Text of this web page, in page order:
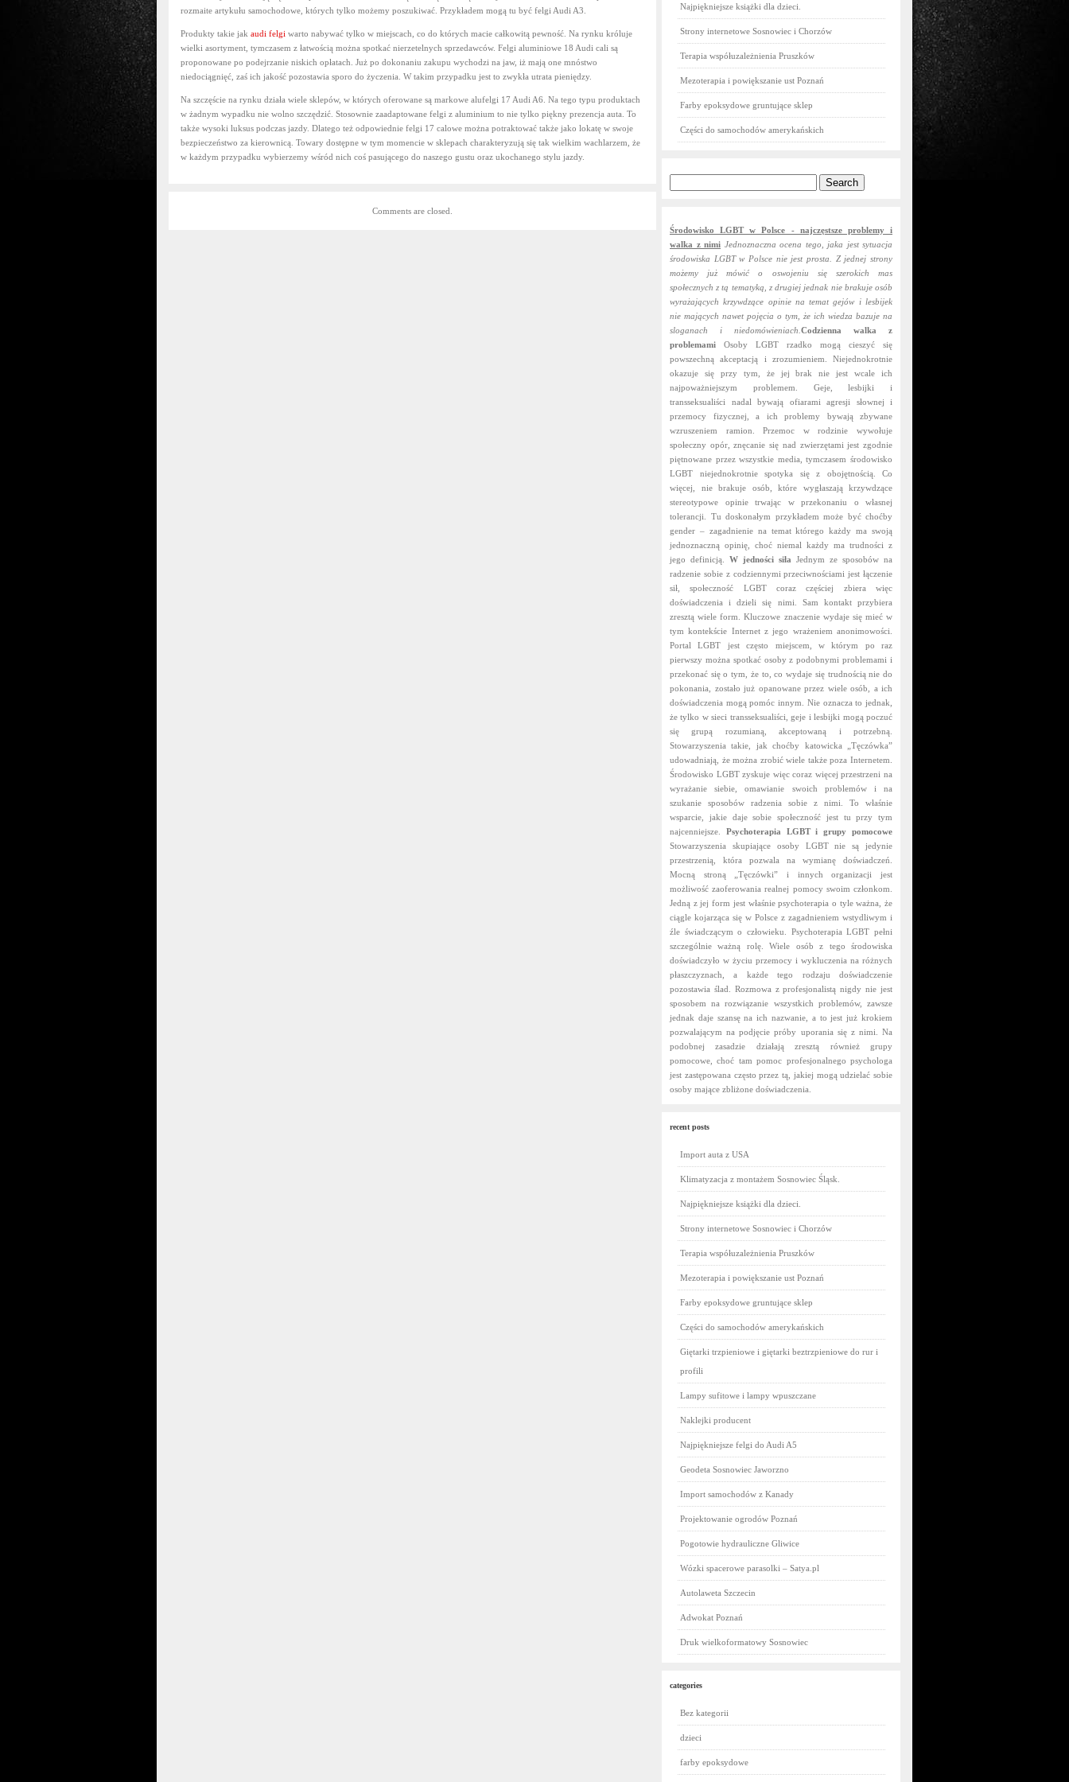
do
Audi
rozmaite artykułu samochodowe, których tylko możemy poszukiwać. Przykładem mogą tu być felgi Audi A3.
Produkty takie jak audi felgi warto nabywać tylko w miejscach, co do których macie całkowitą pewność. Na rynku króluje
wielki asortyment, tymczasem z łatwością można spotkać nierzetelnych sprzedawców. Felgi aluminiowe 18 Audi cali są
proponowane po podejrzanie niskich opłatach. Już po dokonaniu zakupu wychodzi na jaw, iż mają one mnóstwo
niedociągnięć, zaś ich jakość pozostawia sporo do życzenia. W takim przypadku jest to zwykła utrata pieniędzy.
Na szczęście na rynku działa wiele sklepów, w których oferowane są markowe alufelgi 17 Audi A6. Na tego typu produktach
w żadnym wypadku nie wolno szczędzić. Stosownie zaadaptowane felgi z aluminium to nie tylko piękny prezencja auta. To
także wysoki luksus podczas jazdy. Dlatego też odpowiednie felgi 17 calowe można potraktować także jako lokatę w swoje
bezpieczeństwo za kierownicą. Towary dostępne w tym momencie w sklepach charakteryzują się tak wielkim wachlarzem, że
w każdym przypadku wybierzemy wśród nich coś pasującego do naszego gustu oraz ukochanego stylu jazdy.
Comments are closed.
Najpiękniejsze książki dla dzieci.
Strony internetowe Sosnowiec i Chorzów
Terapia współuzależnienia Pruszków
Mezoterapia i powiększanie ust Poznań
Farby epoksydowe gruntujące sklep
Części do samochodów amerykańskich
Środowisko LGBT w Polsce - najczęstsze problemy i
walka z nimi Jednoznaczna ocena tego, jaka jest sytuacja
środowiska LGBT w Polsce nie jest prosta. Z jednej strony
możemy już mówić o oswojeniu się szerokich mas
społecznych z tą tematyką, z drugiej jednak nie brakuje osób
wyrażających krzywdzące opinie na temat gejów i lesbijek
nie mających nawet pojęcia o tym, że ich wiedza bazuje na
sloganach i niedomówieniach. Codzienna walka z
problemami Osoby LGBT rzadko mogą cieszyć się
powszechną akceptacją i zrozumieniem. Niejednokrotnie
okazuje się przy tym, że jej brak nie jest wcale ich
najpoważniejszym problemem. Geje, lesbijki i
transseksualiści nadal bywają ofiarami agresji słownej i
przemocy fizycznej, a ich problemy bywają zbywane
wzruszeniem ramion. Przemoc w rodzinie wywołuje
społeczny opór, znęcanie się nad zwierzętami jest zgodnie
piętnowane przez wszystkie media, tymczasem środowisko
LGBT niejednokrotnie spotyka się z obojętnością. Co
więcej, nie brakuje osób, które wygłaszają krzywdzące
stereotypowe opinie trwając w przekonaniu o własnej
tolerancji. Tu doskonałym przykładem może być choćby
gender – zagadnienie na temat którego każdy ma swoją
jednoznaczną opinię, choć niemal każdy ma trudności z
jego definicją. W jedności siła Jednym ze sposobów na
radzenie sobie z codziennymi przeciwnościami jest łączenie
sił, społeczność LGBT coraz częściej zbiera więc
doświadczenia i dzieli się nimi. Sam kontakt przybiera
zresztą wiele form. Kluczowe znaczenie wydaje się mieć w
tym kontekście Internet z jego wrażeniem anonimowości.
Portal LGBT jest często miejscem, w którym po raz
pierwszy można spotkać osoby z podobnymi problemami i
przekonać się o tym, że to, co wydaje się trudnością nie do
pokonania, zostało już opanowane przez wiele osób, a ich
doświadczenia mogą pomóc innym. Nie oznacza to jednak,
że tylko w sieci transseksualiści, geje i lesbijki mogą poczuć
się grupą rozumianą, akceptowaną i potrzebną.
Stowarzyszenia takie, jak choćby katowicka „Tęczówka”
udowadniają, że można zrobić wiele także poza Internetem.
Środowisko LGBT zyskuje więc coraz więcej przestrzeni na
wyrażanie siebie, omawianie swoich problemów i na
szukanie sposobów radzenia sobie z nimi. To właśnie
wsparcie, jakie daje sobie społeczność jest tu przy tym
najcenniejsze. Psychoterapia LGBT i grupy pomocowe
Stowarzyszenia skupiające osoby LGBT nie są jedynie
przestrzenią, która pozwala na wymianę doświadczeń.
Mocną stroną „Tęczówki” i innych organizacji jest
możliwość zaoferowania realnej pomocy swoim członkom.
Jedną z jej form jest właśnie psychoterapia o tyle ważna, że
ciągle kojarząca się w Polsce z zagadnieniem wstydliwym i
źle świadczącym o człowieku. Psychoterapia LGBT pełni
szczególnie ważną rolę. Wiele osób z tego środowiska
doświadczyło w życiu przemocy i wykluczenia na różnych
płaszczyznach, a każde tego rodzaju doświadczenie
pozostawia ślad. Rozmowa z profesjonalistą nigdy nie jest
sposobem na rozwiązanie wszystkich problemów, zawsze
jednak daje szansę na ich nazwanie, a to jest już krokiem
pozwalającym na podjęcie próby uporania się z nimi. Na
podobnej zasadzie działają zresztą również grupy
pomocowe, choć tam pomoc profesjonalnego psychologa
jest zastępowana często przez tą, jakiej mogą udzielać sobie
osoby mające zbliżone doświadczenia.
recent posts
Import auta z USA
Klimatyzacja z montażem Sosnowiec Śląsk.
Najpiękniejsze książki dla dzieci.
Strony internetowe Sosnowiec i Chorzów
Terapia współuzależnienia Pruszków
Mezoterapia i powiększanie ust Poznań
Farby epoksydowe gruntujące sklep
Części do samochodów amerykańskich
Giętarki trzpieniowe i giętarki beztrzpieniowe do rur i
profili
Lampy sufitowe i lampy wpuszczane
Naklejki producent
Najpiękniejsze felgi do Audi A5
Geodeta Sosnowiec Jaworzno
Import samochodów z Kanady
Projektowanie ogrodów Poznań
Pogotowie hydrauliczne Gliwice
Wózki spacerowe parasolki – Satya.pl
Autolaweta Szczecin
Adwokat Poznań
Druk wielkoformatowy Sosnowiec
categories
Bez kategorii
dzieci
farby epoksydowe